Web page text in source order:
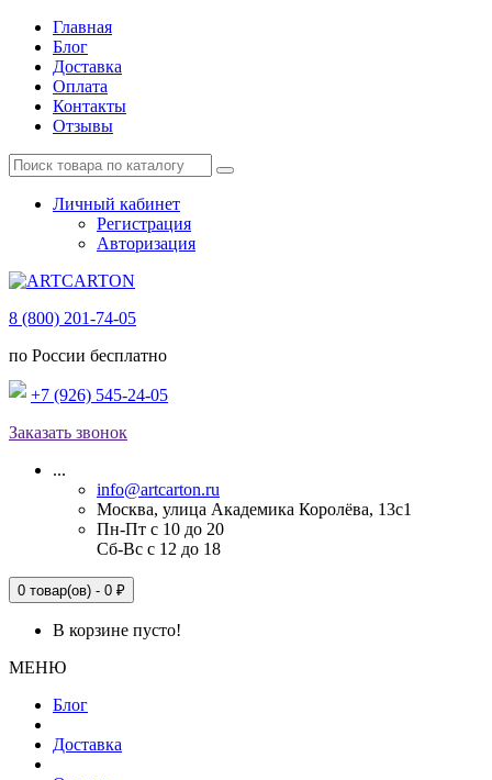
Главная
Блог
Доставка
Оплата
Контакты
Отзывы
Личный кабинет
Регистрация
Авторизация
8 (800) 201-74-05
по России бесплатно
+7 (926) 545-24-05
Заказать звонок
...
info@artcarton.ru
Москва, улица Академика Королёва, 13с1
Пн-Пт с 10 до 20
Сб-Вс с 12 до 18
0 товар(ов) - 0 ₽
В корзине пусто!
МЕНЮ
Блог
Доставка